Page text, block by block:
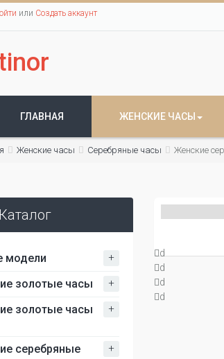
или Создать аккаунт
ГЛАВНАЯ ЖЕНСКИЕ ЧАСЫ
Женские часы Серебряные часы Женские
модели +
золотые часы +
золотые часы
+
серебряные
+
d
d
d
d